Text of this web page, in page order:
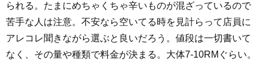
られる。たまにめちゃくちゃ辛いものが混ざっているので
苦手な人は注意。不安なら空いてる時を見計らって店員に
アレコレ聞きながら選ぶと良いだろう。値段は一切書いて
なく、その量や種類で料金が決まる。大体7-10RMぐらい。